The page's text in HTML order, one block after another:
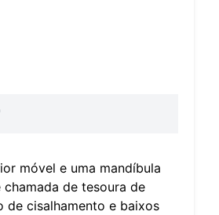
móvel e uma mandíbula
de tesoura de
de cisalhamento e baixos